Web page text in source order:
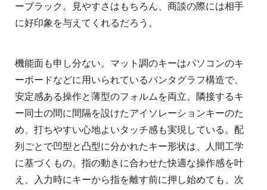
ーブラック。見やすさはもちろん、商談の際には相手
に好印象を与えてくれるだろう。
機能面も申し分ない。マット調のキーはパソコンのキ
ーボードなどに用いられているパンタグラフ構造で、
安定感ある操作と薄型のフォルムを両立。隣接するキ
ー同士の間に間隔を設けたアイソレーションキーのた
め、打ちやすい心地よいタッチ感も実現している。配
列ごとで凹型と凸型に分かれたキー形状は、人間工学
に基づくもの。指の動きに合わせた快適な操作感を叶
え、入力時にキーから指を離す前に押し始めても、次